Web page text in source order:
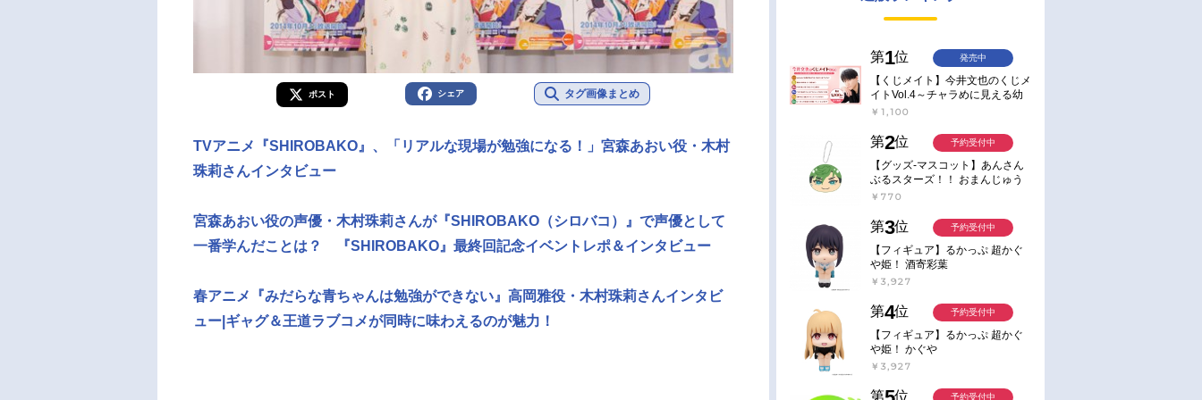
ポスト シェア タグ画像まとめ
TVアニメ『SHIROBAKO』、「リアルな現場が勉強になる！」宮森あおい役・木村
珠莉さんインタビュー
宮森あおい役の声優・木村珠莉さんが『SHIROBAKO（シロバコ）』で声優として
一番学んだことは？ 『SHIROBAKO』最終回記念イベントレポ＆インタビュー
春アニメ『みだらな青ちゃんは勉強ができない』高岡雅役・木村珠莉さんインタビ
ュー|ギャグ＆王道ラブコメが同時に味わえるのが魅力！
第1位
【くじメイト】今井文也のくじメ
イトVol.4～チャラめに見える幼
馴染、実は一途で独占欲が強いん
￥1,100
発売中
第2位
【グッズ-マスコット】あんさん
ぶるスターズ！！ おまんじゅう
にぎにぎマスコット ねくすと2
￥770
予約受付中
第3位
【フィギュア】るかっぷ 超かぐ
や姫！ 酒寄彩葉
￥3,927
予約受付中
第4位
【フィギュア】るかっぷ 超かぐ
や姫！ かぐや
￥3,927
予約受付中
第 位 予約受付中